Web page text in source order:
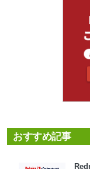
おすすめ記事